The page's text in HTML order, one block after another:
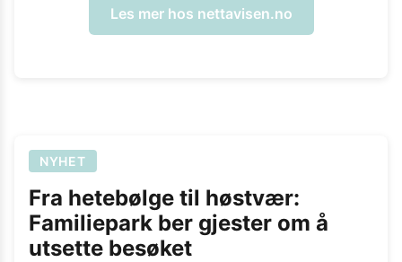
Les mer hos nettavisen.no
NYHET
Fra hetebølge til høstvær:
Familiepark ber gjester om å
utsette besøket